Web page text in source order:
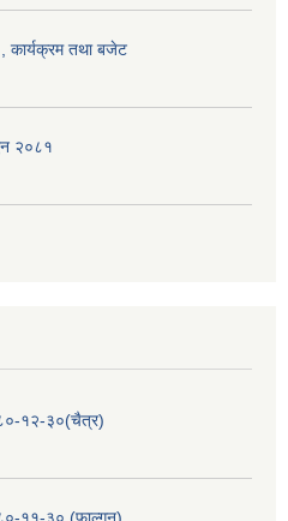
कार्यक्रम तथा बजेट
२०८१
१२-३०(चैत्र)
११-३० (फाल्गुन)